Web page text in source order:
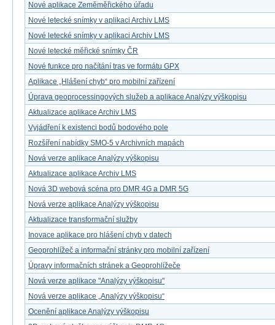
Nové aplikace Zeměměřického úřadu
Nové letecké snímky v aplikaci Archiv LMS
Nové letecké snímky v aplikaci Archiv LMS
Nové letecké měřické snímky ČR
Nové funkce pro načítání tras ve formátu GPX
Aplikace „Hlášení chyb“ pro mobilní zařízení
Úprava geoprocessingových služeb a aplikace Analýzy výškopisu
Aktualizace aplikace Archiv LMS
Vyjádření k existenci bodů bodového pole
Rozšíření nabídky SMO-5 v Archivních mapách
Nová verze aplikace Analýzy výškopisu
Aktualizace aplikace Archiv LMS
Nová 3D webová scéna pro DMR 4G a DMR 5G
Nová verze aplikace Analýzy výškopisu
Aktualizace transformační služby
Inovace aplikace pro hlášení chyb v datech
Geoprohlížeč a informační stránky pro mobilní zařízení
Úpravy informačních stránek a Geoprohlížeče
Nová verze aplikace "Analýzy výškopisu"
Nová verze aplikace „Analýzy výškopisu“
Ocenění aplikace Analýzy výškopisu